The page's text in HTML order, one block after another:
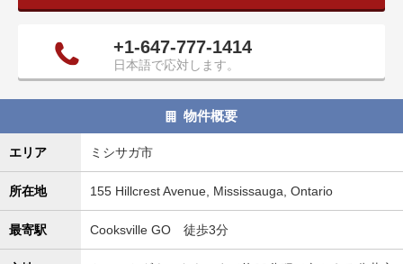
動
し
ま
す
。
+1-647-777-1414
日本語で応対します。
物件概要
エリア ミシサガ市
所在地 155 Hillcrest Avenue, Mississauga, Ontario
最寄駅 Cooksville GO 徒歩3分